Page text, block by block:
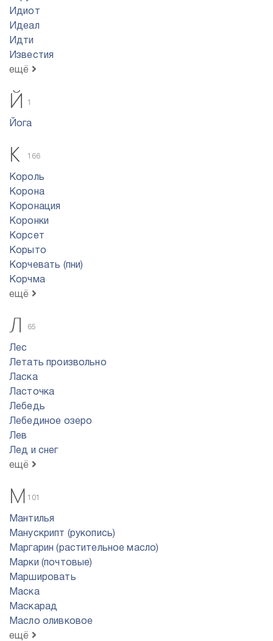
Идиот
Идеал
Идти
Известия
ещё
Й 1
Йога
К 166
Король
Корона
Коронация
Коронки
Корсет
Корыто
Корчевать (пни)
Корчма
ещё
Л 65
Лес
Летать произвольно
Ласка
Ласточка
Лебедь
Лебединое озеро
Лев
Лед и снег
ещё
М 101
Мантилья
Манускрипт (рукопись)
Маргарин (растительное масло)
Марки (почтовые)
Маршировать
Маска
Маскарад
Масло оливковое
ещё